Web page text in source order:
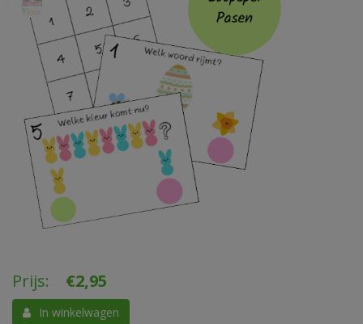
Prijs: €2,95
In winkelwagen